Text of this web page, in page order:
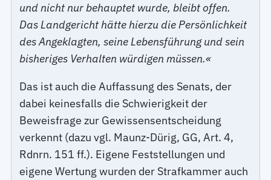
und nicht nur behauptet wurde, bleibt offen.
Das Landgericht hätte hierzu die Persönlichkeit
des Angeklagten, seine Lebensführung und sein
bisheriges Verhalten würdigen müssen.«
Das ist auch die Auffassung des Senats, der
dabei keinesfalls die Schwierigkeit der
Beweisfrage zur Gewissensentscheidung
verkennt (dazu vgl. Maunz-Dürig, GG, Art. 4,
Rdnrn. 151 ff.). Eigene Feststellungen und
eigene Wertung wurden der Strafkammer auch